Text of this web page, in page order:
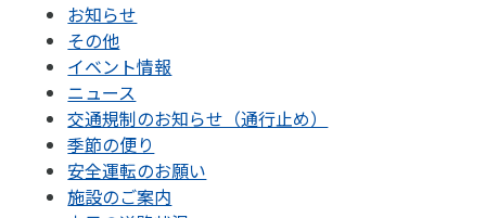
お知らせ
その他
イベント情報
ニュース
交通規制のお知らせ（通行止め）
季節の便り
安全運転のお願い
施設のご案内